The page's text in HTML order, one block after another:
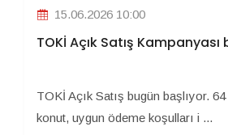
15.06.2026 10:00
TOKİ Açık Satış
TOKİ Açık Satış bugün başlıyor.
konut, uygun ödeme koşulları i ...